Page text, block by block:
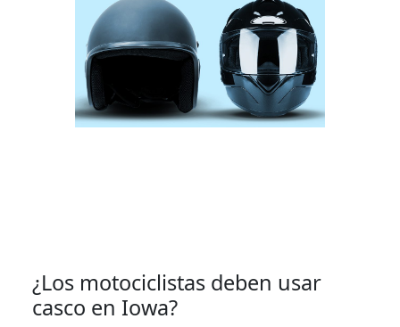
¿Los motociclistas deben usar
casco en Iowa?